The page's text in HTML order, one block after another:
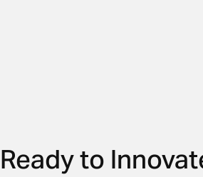
Ready to